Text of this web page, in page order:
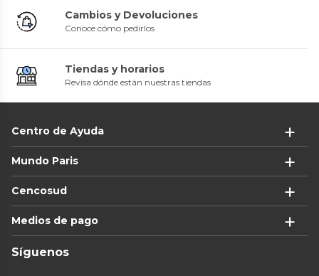
Cambios y Devoluciones
Conoce cómo pedirlos
Tiendas y horarios
Revisa dónde están nuestras tiendas
Centro de Ayuda
Mundo Paris
Cencosud
Medios de pago
Síguenos